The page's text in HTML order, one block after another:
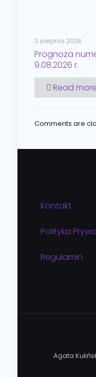
3 sierpnia 2026
Prognoza
9.08.2026 r.
Read more
Comments are
Kontakt
Polityka
Regulamin
Agata